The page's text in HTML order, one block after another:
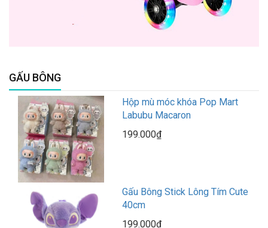
GẤU BÔNG
Hộp mù móc khóa Pop Mart
Labubu Macaron
199.000₫
Gấu Bông Stick Lông Tím Cute
40cm
199.000₫